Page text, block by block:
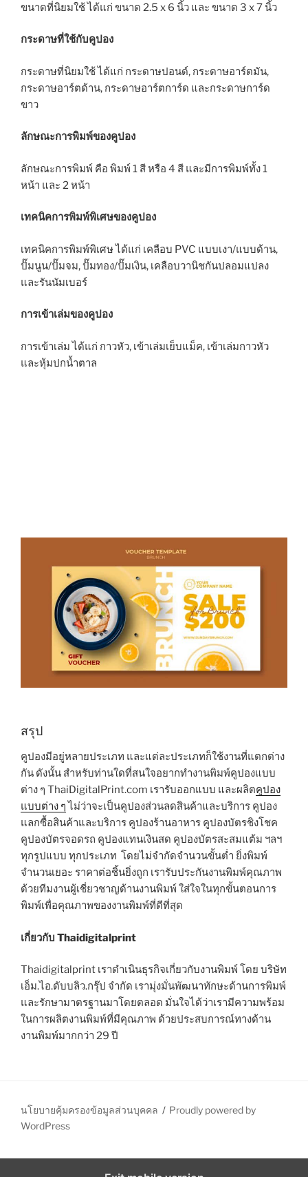
ขนาดที่นิยมใช้ ได้แก่ ขนาด 2.5 x 6 นิ้ว และ ขนาด 3 x 7 นิ้ว
กระดาษที่ใช้กับคูปอง
กระดาษที่นิยมใช้ ได้แก่ กระดาษปอนด์, กระดาษอาร์ตมัน,
กระดาษอาร์ตด้าน, กระดาษอาร์ตการ์ด และกระดาษการ์ด
ขาว
ลักษณะการพิมพ์ของคูปอง
ลักษณะการพิมพ์ คือ พิมพ์ 1 สี หรือ 4 สี และมีการพิมพ์ทั้ง 1
หน้า และ 2 หน้า
เทคนิคการพิมพ์พิเศษของคูปอง
เทคนิคการพิมพ์พิเศษ ได้แก่ เคลือบ PVC แบบเงา/แบบด้าน,
ปั๊มนูน/ปั๊มจม, ปั๊มทอง/ปั๊มเงิน, เคลือบวานิชกันปลอมแปลง
และรันนัมเบอร์
การเข้าเล่มของคูปอง
การเข้าเล่ม ได้แก่ กาวหัว, เข้าเล่มเย็บแม็ค, เข้าเล่มกาวหัว
และหุ้มปกน้ำตาล
สรุป
คูปองมีอยู่หลายประเภท และแต่ละประเภทก็ใช้งานที่แตกต่าง
กัน ดังนั้น สำหรับท่านใดที่สนใจอยากทำงานพิมพ์คูปองแบบ
ต่าง ๆ ThaiDigitalPrint.com เรารับออกแบบ และผลิตคูปอง
แบบต่าง ๆไม่ว่าจะเป็นคูปองส่วนลดสินค้าและบริการ คูปอง
แลกซื้อสินค้าและบริการ คูปองร้านอาหาร คูปองบัตรชิงโชค
คูปองบัตรจอดรถ คูปองแทนเงินสด คูปองบัตรสะสมแต้ม ฯลฯ
ทุกรูปแบบ ทุกประเภท โดยไม่จำกัดจำนวนขั้นต่ำ ยิ่งพิมพ์
จำนวนเยอะ ราคาต่อชิ้นยิ่งถูก เรารับประกันงานพิมพ์คุณภาพ
ด้วยทีมงานผู้เชี่ยวชาญด้านงานพิมพ์ ใส่ใจในทุกขั้นตอนการ
พิมพ์เพื่อคุณภาพของงานพิมพ์ที่ดีที่สุด
เกี่ยวกับ Thaidigitalprint
Thaidigitalprint เราดำเนินธุรกิจเกี่ยวกับงานพิมพ์ โดย บริษัท
เอ็ม.ไอ.ดับบลิว.กรุ๊ป จำกัด เรามุ่งมั่นพัฒนาทักษะด้านการพิมพ์
และรักษามาตรฐานมาโดยตลอด มั่นใจได้ว่าเรามีความพร้อม
ในการผลิตงานพิมพ์ที่มีคุณภาพ ด้วยประสบการณ์ทางด้าน
งานพิมพ์มากกว่า 29 ปี
นโยบายคุ้มครองข้อมูลส่วนบุคคล
Proudly powered by
WordPress